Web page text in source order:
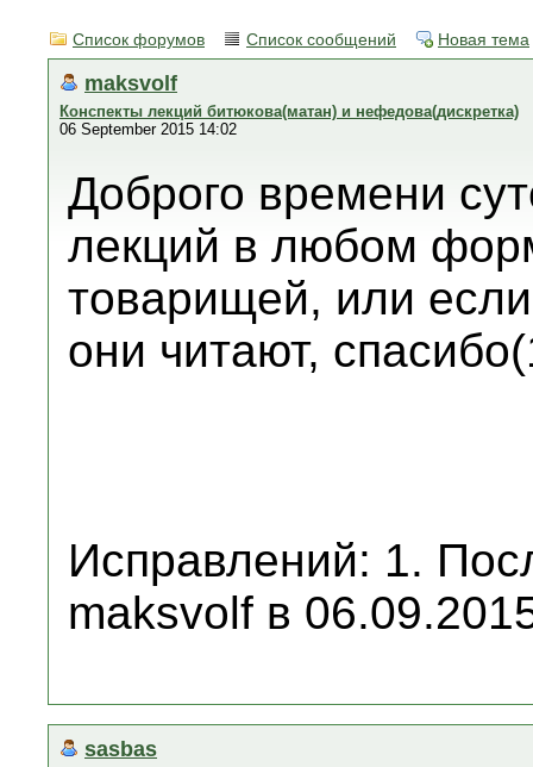
Список форумов Список сообщений Новая тема
maksvolf
Конспекты лекций битюкова(матан) и нефедова(дискретка)
06 September 2015 14:02
Доброго времени
лекций в любом
товарищей, или
они читают,
Исправлений: 1.
maksvolf в
sasbas